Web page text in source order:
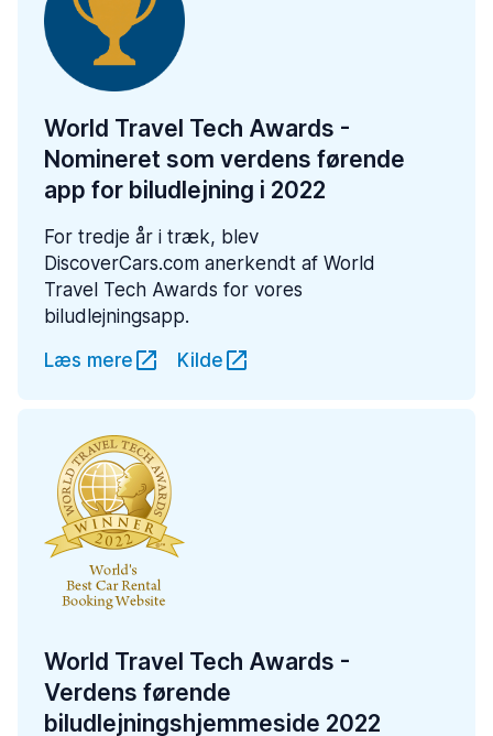
World Travel Tech Awards -
Nomineret som verdens førende
app for biludlejning i 2022
For tredje år i træk, blev
DiscoverCars.com anerkendt af World
Travel Tech Awards for vores
biludlejningsapp.
Læs mere
Kilde
World Travel Tech Awards -
Verdens førende
biludlejningshjemmeside 2022